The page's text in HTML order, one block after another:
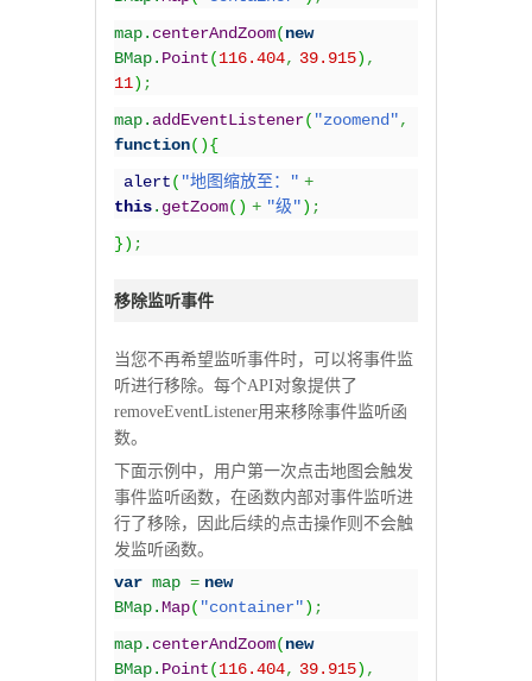
map. centerAndZoom(new
BMap. Point(116.404, 39.915) ,
11) ;
map. addEventListener( "zoomend",
function(){
alert( "地图缩放至： " +
this. getZoom() + "级 ") ;
}) ;
移除监听事件
当您不再希望监听事件时，可以将事件监
听进行移除。每个API对象提供了
removeEventListener用来移除事件监听函
数。
下面示例中，用户第一次点击地图会触发
事件监听函数，在函数内部对事件监听进
行了移除，因此后续的点击操作则不会触
发监听函数。
varmap = new
BMap.Map( "container") ;
map. centerAndZoom(new
BMap. Point(116.404, 39.915) ,